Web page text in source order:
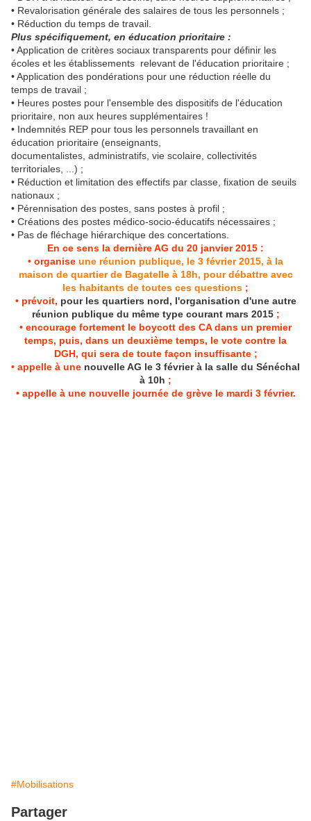
• Revalorisation générale des salaires de tous les personnels ;
• Réduction du temps de travail.
Plus spécifiquement, en éducation prioritaire :
• Application de critères sociaux transparents pour définir les
écoles et les établissements relevant de l'éducation prioritaire ;
• Application des pondérations pour une réduction réelle du
temps de travail ;
• Heures postes pour l'ensemble des dispositifs de l'éducation
prioritaire, non aux heures supplémentaires !
• Indemnités REP pour tous les personnels travaillant en
éducation prioritaire (enseignants,
documentalistes, administratifs, vie scolaire, collectivités
territoriales, ...) ;
• Réduction et limitation des effectifs par classe, fixation de seuils
nationaux ;
• Pérennisation des postes, sans postes à profil ;
• Créations des postes médico-socio-éducatifs nécessaires ;
• Pas de fléchage hiérarchique des concertations.
En ce sens la dernière AG du 20 janvier 2015 :
• organise une réunion publique, le 3 février 2015, à la
maison de quartier de Bagatelle à 18h, pour débattre avec
les habitants de toutes ces questions ;
• prévoit, pour les quartiers nord, l'organisation d'une autre
réunion publique du même type courant mars 2015;
• encourage fortement le boycott des CA dans un premier
temps, puis, dans un deuxième temps, le vote contre la
DGH, qui sera de toute façon insuffisante ;
• appelle à une nouvelle AG le 3 février à la salle du Sénéchal
à 10h ;
• appelle à une nouvelle journée de grève le mardi 3 février.
#Mobilisations
Partager